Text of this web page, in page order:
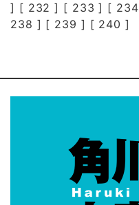
] [ 232 ] [ 233 ] [ 234
238 ] [ 239 ] [ 240 ]